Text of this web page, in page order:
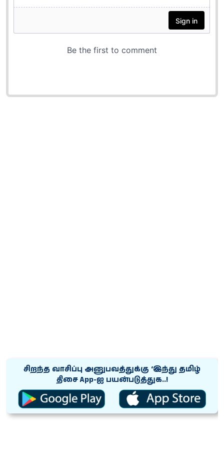
சிறந்த வாசிப்பு அனுபவத்துக்கு ‘இந்து தமிழ்
திசை App-ஐ பயன்படுத்துக..!